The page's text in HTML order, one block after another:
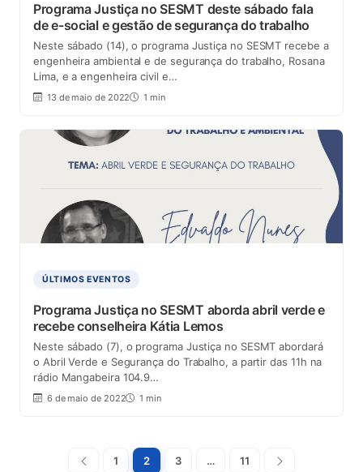
Programa Justiça no SESMT deste sábado fala
de e-social e gestão de segurança do trabalho
Neste sábado (14), o programa Justiça no SESMT recebe a
engenheira ambiental e de segurança do trabalho, Rosana
Lima, e a engenheira civil e…
13 de maio de 2022 1 min
ÚLTIMOS EVENTOS
Programa Justiça no SESMT aborda abril verde e
recebe conselheira Kátia Lemos
Neste sábado (7), o programa Justiça no SESMT abordará
o Abril Verde e Segurança do Trabalho, a partir das 11h na
rádio Mangabeira 104.9…
6 de maio de 2022 1 min
Paginação
Anterior
1 2 3 … 11